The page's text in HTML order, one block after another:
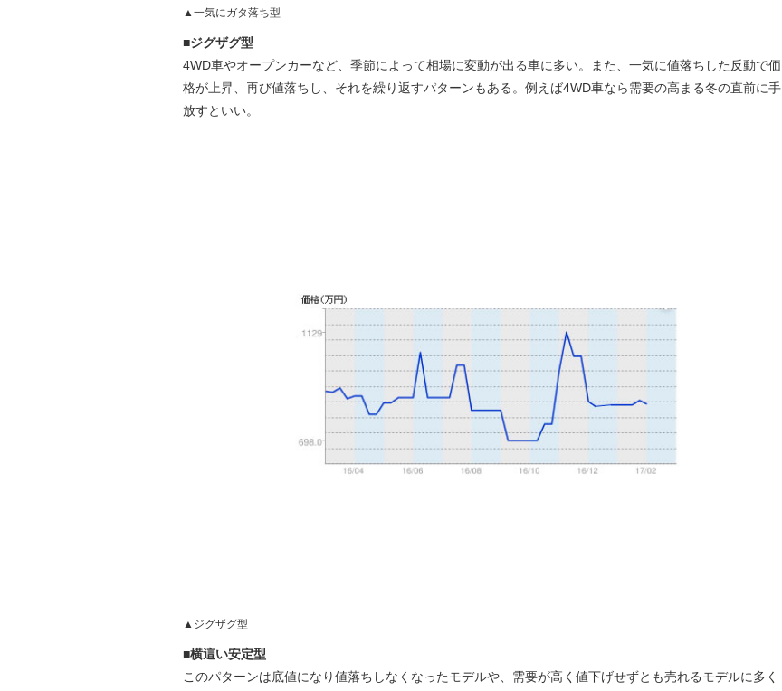
▲一気にガタ落ち型
■ジグザグ型
4WD車やオープンカーなど、季節によって相場に変動が出る車に多い。また、一気に値落ちした反動で価
格が上昇、再び値落ちし、それを繰り返すパターンもある。例えば4WD車なら需要の高まる冬の直前に手
放すといい。
▲ジグザグ型
■横這い安定型
このパターンは底値になり値落ちしなくなったモデルや、需要が高く値下げせずとも売れるモデルに多く